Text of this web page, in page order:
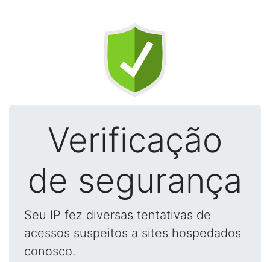
Verificação
de segurança
Seu IP fez diversas tentativas de
acessos suspeitos a sites hospedados
conosco.